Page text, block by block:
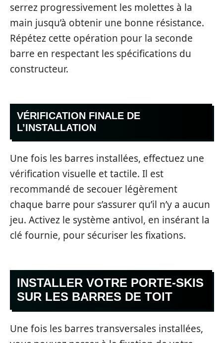
serrez progressivement les molettes à la
main jusqu’à obtenir une bonne résistance.
Répétez cette opération pour la seconde
barre en respectant les spécifications du
constructeur.
VÉRIFICATION FINALE DE
L’INSTALLATION
Une fois les barres installées, effectuez une
vérification visuelle et tactile. Il est
recommandé de secouer légèrement
chaque barre pour s’assurer qu’il n’y a aucun
jeu. Activez le système antivol, en insérant la
clé fournie, pour sécuriser les fixations.
INSTALLER VOTRE PORTE-SKIS
SUR LES BARRES DE TOIT
Une fois les barres transversales installées,